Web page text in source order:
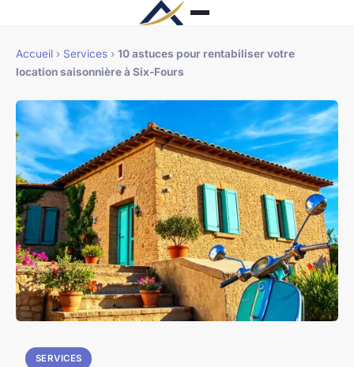
Accueil › Services › 10 astuces pour rentabiliser votre
location saisonnière à Six-Fours
SERVICES